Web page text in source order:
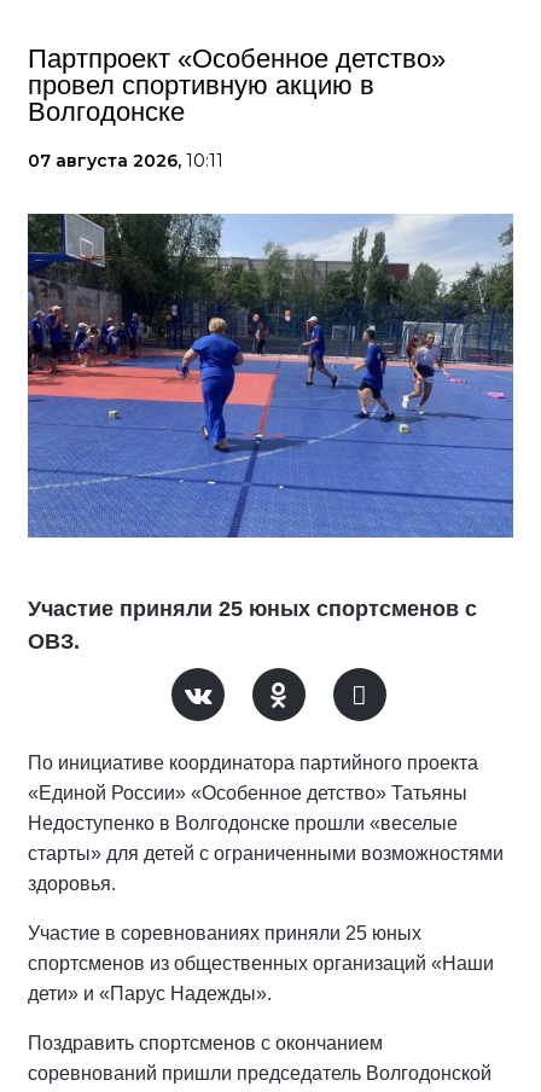
Партпроект «Особенное детство»
провел спортивную акцию в
Волгодонске
07 августа 2026, 10:11
Участие приняли 25 юных спортсменов с
ОВЗ.
По инициативе координатора партийного проекта
«Единой России» «Особенное детство» Татьяны
Недоступенко в Волгодонске прошли «веселые
старты» для детей с ограниченными возможностями
здоровья.
Участие в соревнованиях приняли 25 юных
спортсменов из общественных организаций «Наши
дети» и «Парус Надежды».
Поздравить спортсменов с окончанием
соревнований пришли председатель Волгодонской